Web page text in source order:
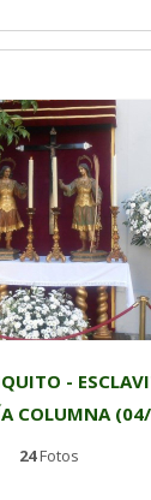
-
COLUMNA
24Fotos